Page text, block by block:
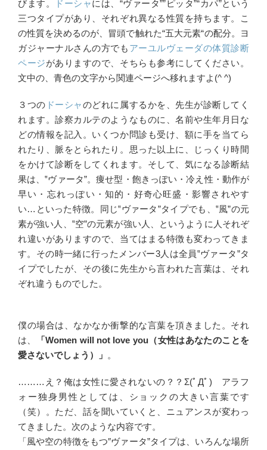
びます。 ドーシャには、“ヴァータ””ピッタ”“カパ”という
三つタイプがあり、それぞれ異なる性質を持ちます。こ
の性質を決めるのが、冒頭で触れた“五大元素“の配分。ヨ
ガジャーナルさんの方でも アーユルヴェーダの体質診断
ページがありますので、そちらも参考にしてください。
文中の、青色の文字から関連ページへ移れますよ(^ ^)
３つの ドーシャのどれに属するかを、先生が診断してく
れます。診察カルテのようなものに、名前や生年月日な
どの情報を記入。いくつか問診も受け、額に手を当てら
れたり、脈をとられたり。思った以上に、じっくり時間
をかけて診断をしてくれます。そして、気になる診断結
果は、‟ヴァータ”。痩せ型・飽きっぽい・冷え性・動作が
早い・忘れっぽい・知的・好奇心旺盛・影響されやす
い…といった特徴。同じ‟ヴァータ”タイプでも、‟風”の元
素が強い人、‟空”の元素が強い人、というように人それぞ
れ違いがありますので、当てはまる特徴も変わってきま
す。その時一緒に行ったメンバー3人は全員‟ヴァータ”タ
イプでしたが、その後に先生から言われた言葉は、それ
ぞれ違うものでした。
僕の場合は、なかなか衝撃的な言葉を頂きました。それ
は、
「Women will not love you（女性はあなたのことを
愛さないでしょう）」 。
………え？俺は女性に愛されないの？？Σ(ﾟДﾟ) アラフ
ォー独身男性としては、ショックの大きい言葉です
（笑）。ただ、話を聞いていくと、ニュアンスが変わっ
てきました。次のような内容です。
「風や空の特徴をもつ″ヴァータ”タイプは、いろんな場所